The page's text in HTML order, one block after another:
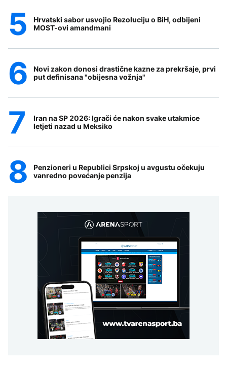
Hrvatski sabor usvojio Rezoluciju o BiH, odbijeni
MOST-ovi amandmani
Novi zakon donosi drastične kazne za prekršaje, prvi
put definisana "obijesna vožnja"
Iran na SP 2026: Igrači će nakon svake utakmice
letjeti nazad u Meksiko
Penzioneri u Republici Srpskoj u avgustu očekuju
vanredno povećanje penzija